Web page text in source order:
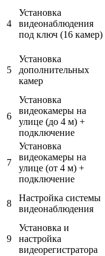
4
Установка
видеонаблюдения
под ключ (16 камер)
5
Установка
дополнительных
камер
6
Установка
видеокамеры на
улице (до 4 м) +
подключение
7
Установка
видеокамеры на
улице (от 4 м) +
подключение
8
Настройка системы
видеонаблюдения
9
Установка и
настройка
видеорегистратора